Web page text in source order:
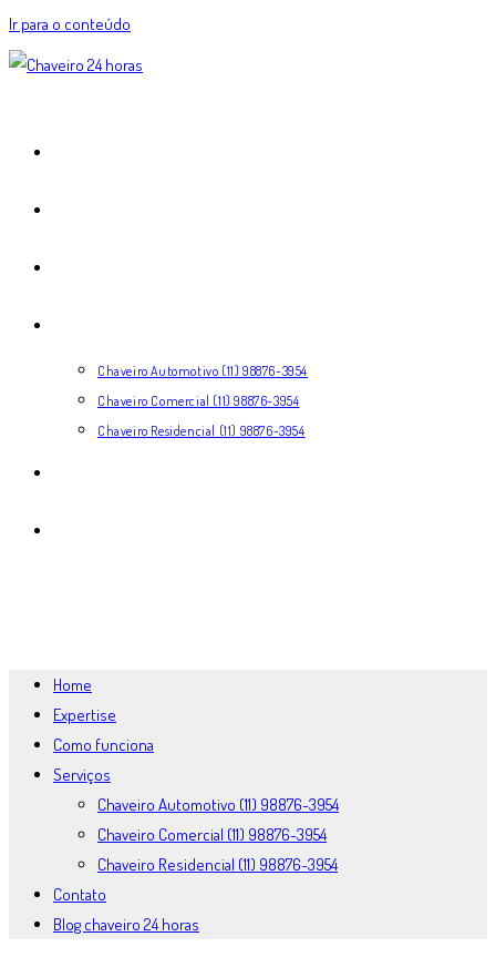
Ir para o conteúdo
Chaveiro Automotivo (11) 98876-3954
Chaveiro Comercial (11) 98876-3954
Chaveiro Residencial (11) 98876-3954
Home
Expertise
Como funciona
Serviços
Chaveiro Automotivo (11) 98876-3954
Chaveiro Comercial (11) 98876-3954
Chaveiro Residencial (11) 98876-3954
Contato
Blog chaveiro 24 horas